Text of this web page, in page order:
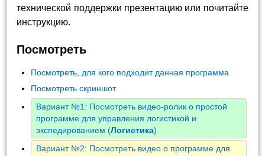
технической поддержки презентацию или почитайте
инструкцию.
Посмотреть
Посмотреть, для кого подходит данная программа
Посмотреть скриншот
Вариант №1: Посмотреть видео-ролик о простой
программе для управления логистикой и
экспедированием (Логистика)
Вариант №2: Посмотреть видео о программе для